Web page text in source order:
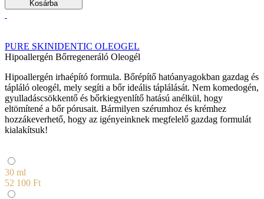
Kosárba
PURE SKINIDENTIC OLEOGEL
Hipoallergén Bőrregeneráló Oleogél
Hipoallergén irhaépító formula. Bőrépítő hatóanyagokban gazdag és
tápláló oleogél, mely segíti a bőr ideális táplálását. Nem komedogén,
gyulladáscsökkentő és bőrkiegyenlítő hatású anélkül, hogy
eltömítené a bőr pórusait. Bármilyen szérumhoz és krémhez
hozzákeverhető, hogy az igényeinknek megfelelő gazdag formulát
kialakítsuk!
30 ml
52 100 Ft